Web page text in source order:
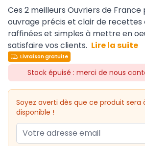
Ces 2 meilleurs Ouvriers de
ouvrage précis et clair de recettes
raffinées et simples à mettre en
satisfaire vos clients. Lire la suite
Livraison gratuite
Stock épuisé : merci de nous
Soyez averti dès que ce produit sera
disponible !